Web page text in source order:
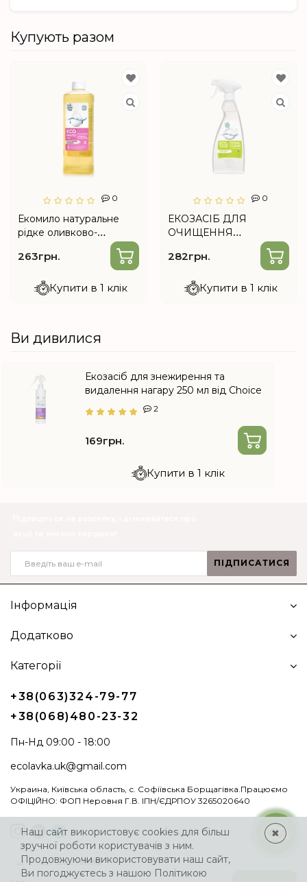
Купують разом
0
Екомило натуральне
рідке оливково-
ланолінове 500 мл від
Choice
263грн.
Купити в 1 клік
0
ЕКОЗАСІБ ДЛЯ
ОЧИЩЕННЯ
ПОВЕРХОНЬ TOTAL
СLEAN від Choice
282грн.
Купити в 1 клік
Ви дивилися
Екозасіб для знежирення та
видалення нагару 250 мл від Choice
2
169грн.
Купити в 1 клік
ПІДПИСАТИСЯ
Інформація
Додатково
Категорії
+38(063)324-79-77
+38(068)480-23-32
Пн-Нд 09:00 - 18:00
ecolavka.uk@gmail.com
Украина, Київська область, с. Софіївська Борщагівка.Працюємо
ОФІЦІЙНО: ФОП Неровня Г.В. ІПН/ЄДРПОУ 3265020640
Наш сайт використовує cookies для більш
зручної роботи користувачів з ним.
Продовжуючи використовувати наш сайт,
Ви погоджуєтесь з нашою Політикою
✖